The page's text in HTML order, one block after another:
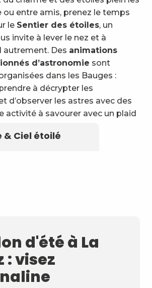
& engins insolites
aquatiques
ou entre amis, prenez le temps
le Sentier des étoiles, un
invite à lever le nez et à
autrement. Des animations
d’astronomie sont
dans les Bauges :
à décrypter les
d’observer les astres avec des
activité à savourer avec un plaid
Ciel étoilé
d'été à La
: visez